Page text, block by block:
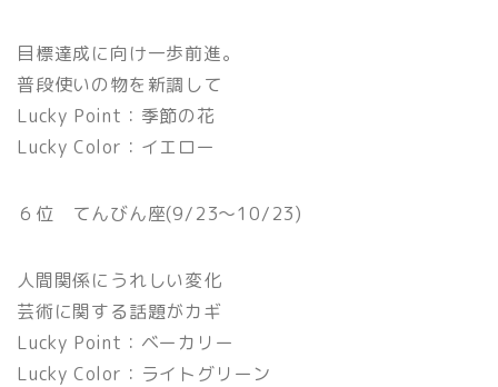
目標達成に向け一歩前進。
普段使いの物を新調して
Lucky Point：季節の花
Lucky Color：イエロー
６位 てんびん座(9/23〜10/23)
人間関係にうれしい変化
芸術に関する話題がカギ
Lucky Point：ベーカリー
Lucky Color：ライトグリーン